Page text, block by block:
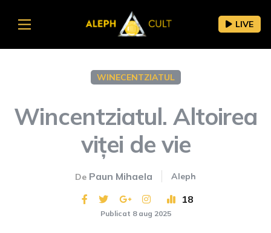
LIVE
WINECENTZIATUL
Wincentziatul. Altoirea
viței de vie
De Paun Mihaela Aleph
18
Publicat 8 aug 2025